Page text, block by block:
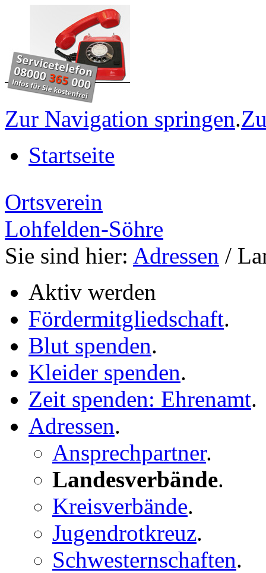
Zur Navigation springen.
Startseite
Ortsverein
Lohfelden-Söhre
Sie sind hier: Adressen /
Aktiv werden
Fördermitgliedschaft.
Blut spenden.
Kleider spenden.
Zeit spenden: Ehrenamt.
Adressen.
Ansprechpartner.
Landesverbände.
Kreisverbände.
Jugendrotkreuz.
Schwesternschaften.